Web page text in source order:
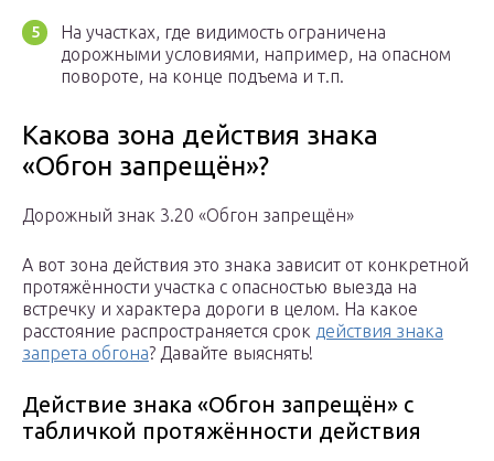
На участках, где видимость ограничена
дорожными условиями, например, на опасном
повороте, на конце подъема и т.п.
Какова зона действия знака
«Обгон запрещён»?
Дорожный знак 3.20 «Обгон запрещён»
А вот зона действия это знака зависит от конкретной
протяжённости участка с опасностью выезда на
встречку и характера дороги в целом. На какое
расстояние распространяется срок действия знака
запрета обгона? Давайте выяснять!
Действие знака «Обгон запрещён» с
табличкой протяжённости действия